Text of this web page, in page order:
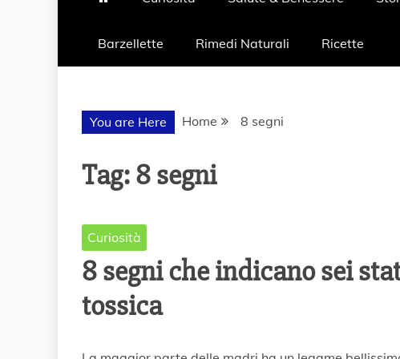
Barzellette Rimedi Naturali Ricette
You are Here Home 8 segni
Tag:8 segni
Curiosità
8 segni che indicano sei
tossica
2